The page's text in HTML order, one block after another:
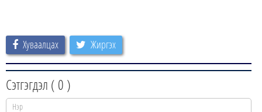
Хуваалцах Жиргэх
Сэтгэгдэл ( 0 )